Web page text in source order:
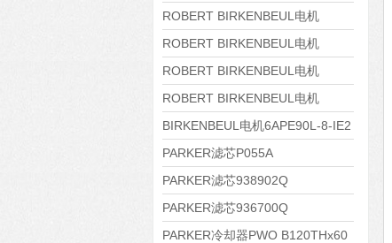
8APE160L-4-IE3
ROBERT BIRKENBEUL电机
8APE112M-6K-IE3
ROBERT BIRKENBEUL电机
8APE100L-2 IE3
ROBERT BIRKENBEUL电机
8APE90S-4 IE3
ROBERT BIRKENBEUL电机
8APE80M-2K-IE3
BIRKENBEUL电机6APE90L-8-IE2
PARKER滤芯P055A
PARKER滤芯938902Q
PARKER滤芯936700Q
PARKER冷却器PWO B120THx60